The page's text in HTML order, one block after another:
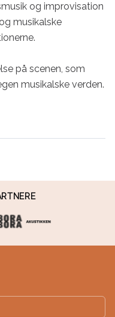
og improvisation
musikalske
på scenen, som
musikalske verden.